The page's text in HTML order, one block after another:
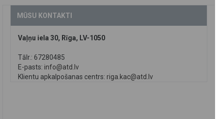
MŪSU KONTAKTI
Vaļņu iela 30, Rīga, LV-1050
Tālr.: 67280485
E-pasts: info@atd.lv
Klientu apkalpošanas centrs: riga.kac@atd.lv